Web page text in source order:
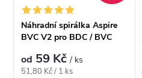
Náhradní spirálka Aspire
BVC V2 pro BDC / BVC
od 59 Kč/ ks
Měrná
51,80 Kč / 1 ks